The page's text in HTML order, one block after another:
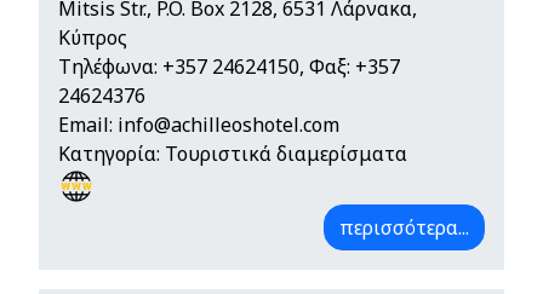
Mitsis Str., P.O. Box 2128, 6531 Λάρνακα,
Κύπρος
Τηλέφωνα: +357 24624150, Φαξ: +357
24624376
Email: info@achilleoshotel.com
Κατηγορία: Τουριστικά διαμερίσματα
περισσότερα...